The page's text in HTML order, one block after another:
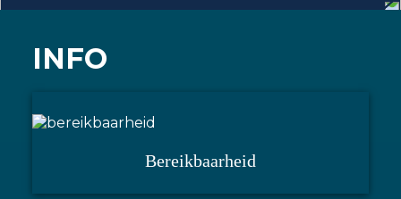
INFO
Bereikbaarheid